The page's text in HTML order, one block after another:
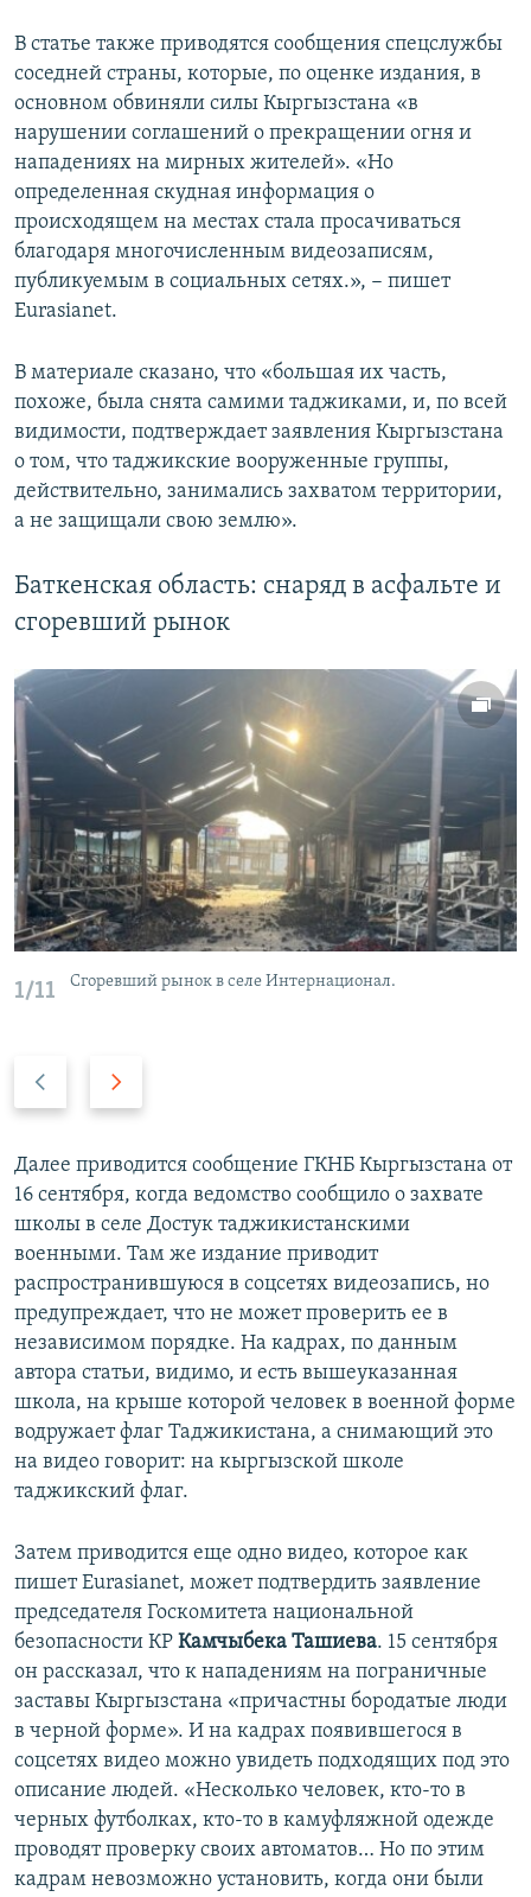
В статье также приводятся сообщения спецслужбы
соседней страны, которые, по оценке издания, в
основном обвиняли силы Кыргызстана «в
нарушении соглашений о прекращении огня и
нападениях на мирных жителей». «Но
определенная скудная информация о
происходящем на местах стала просачиваться
благодаря многочисленным видеозаписям,
публикуемым в социальных сетях.», − пишет
Eurasianet.
В материале сказано, что «большая их часть,
похоже, была снята самими таджиками, и, по всей
видимости, подтверждает заявления Кыргызстана
о том, что таджикские вооруженные группы,
действительно, занимались захватом территории,
а не защищали свою землю».
Баткенская область: снаряд в асфальте и
сгоревший рынок
1/11 Сгоревший рынок в селе Интернационал.
v
i
o
u
s
s
l
i
d
e
t
s
l
i
d
e
Далее приводится сообщение ГКНБ Кыргызстана от
16 сентября, когда ведомство сообщило о захвате
школы в селе Достук таджикистанскими
военными. Там же издание приводит
распространившуюся в соцсетях видеозапись, но
предупреждает, что не может проверить ее в
независимом порядке. На кадрах, по данным
автора статьи, видимо, и есть вышеуказанная
школа, на крыше которой человек в военной форме
водружает флаг Таджикистана, а снимающий это
на видео говорит: на кыргызской школе
таджикский флаг.
Затем приводится еще одно видео, которое как
пишет Eurasianet, может подтвердить заявление
председателя Госкомитета национальной
безопасности КР Камчыбека Ташиева. 15 сентября
он рассказал, что к нападениям на пограничные
заставы Кыргызстана «причастны бородатые люди
в черной форме». И на кадрах появившегося в
соцсетях видео можно увидеть подходящих под это
описание людей. «Несколько человек, кто-то в
черных футболках, кто-то в камуфляжной одежде
проводят проверку своих автоматов… Но по этим
кадрам невозможно установить, когда они были